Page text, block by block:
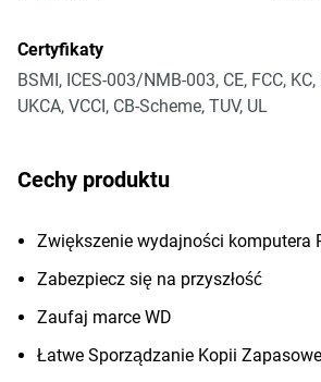
Certyfikaty
BSMI, ICES-003/NMB-003, CE, FCC,
UKCA, VCCI, CB-Scheme, TUV, UL
Cechy produktu
Zwiększenie wydajności komputera
Zabezpiecz się na przyszłość
Zaufaj marce WD
Łatwe Sporządzanie Kopii